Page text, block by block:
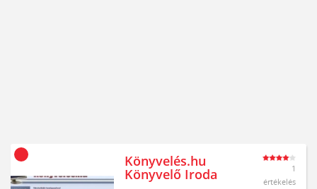
Könyvelés.hu
Könyvelő Iroda
1
értékelés